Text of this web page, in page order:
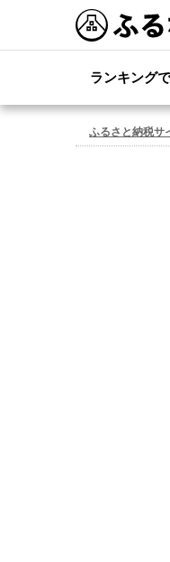
ランキング
ふるさと納税サ